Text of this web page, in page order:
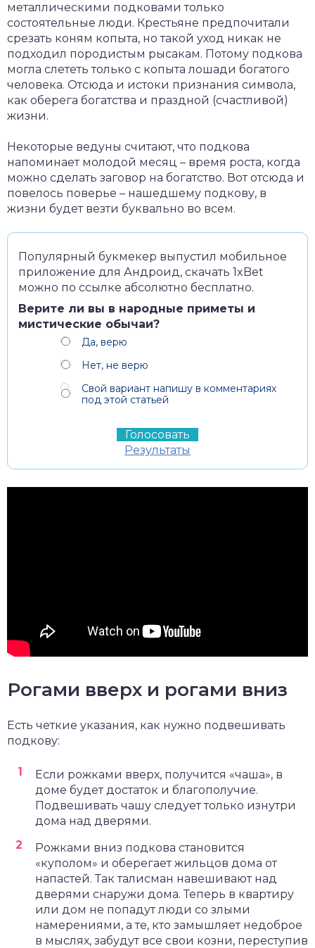
металлическими подковами только
состоятельные люди. Крестьяне предпочитали
срезать коням копыта, но такой уход никак не
подходил породистым рысакам. Потому подкова
могла слететь только с копыта лошади богатого
человека. Отсюда и истоки признания символа,
как оберега богатства и праздной (счастливой)
жизни.
Некоторые ведуны считают, что подкова
напоминает молодой месяц – время роста, когда
можно сделать заговор на богатство. Вот отсюда и
повелось поверье – нашедшему подкову, в
жизни будет везти буквально во всем.
Популярный букмекер выпустил мобильное
приложение для Андроид, скачать 1xBet
можно по ссылке абсолютно бесплатно.
Верите ли вы в народные приметы и
мистические обычаи?
Да, верю
Нет, не верю
Свой вариант напишу в комментариях
под этой статьей
Результаты
Рогами вверх и рогами вниз
Есть четкие указания, как нужно подвешивать
подкову:
Если рожками вверх, получится «чаша», в
доме будет достаток и благополучие.
Подвешивать чашу следует только изнутри
дома над дверями.
Рожками вниз подкова становится
«куполом» и оберегает жильцов дома от
напастей. Так талисман навешивают над
дверями снаружи дома. Теперь в квартиру
или дом не попадут люди со злыми
намерениями, а те, кто замышляет недоброе
в мыслях, забудут все свои козни, переступив